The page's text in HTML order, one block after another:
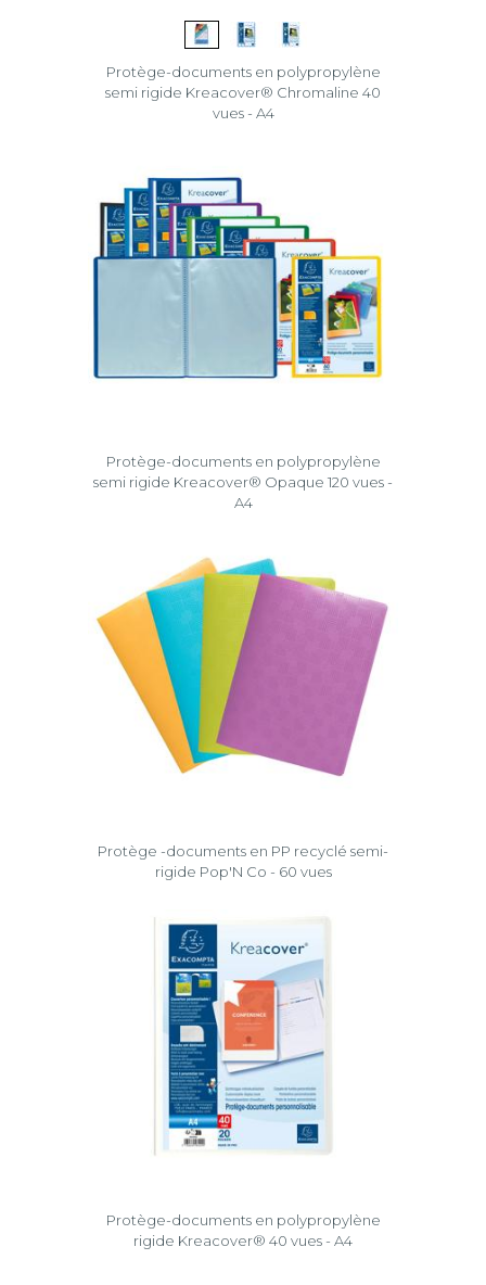
Protège-documents en polypropylène
semi rigide Kreacover® Chromaline 40
vues - A4
Protège-documents en polypropylène
semi rigide Kreacover® Opaque 120 vues -
A4
Protège -documents en PP recyclé semi-
rigide Pop'N Co - 60 vues
Protège-documents en polypropylène
rigide Kreacover® 40 vues - A4